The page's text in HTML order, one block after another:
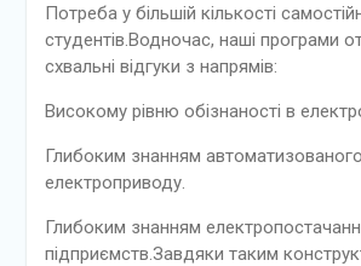
Потреба у більшій кількості
студентів.Водночас, наші програми
схвальні відгуки з напрямів:
Високому рівню обізнаності в
Глибоким знанням автоматизованого
електроприводу.
Глибоким знанням
підприємств.Завдяки таким